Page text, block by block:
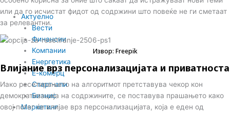
Актуелно
Вести
Финансии
Компании
Енергетика
Е-комерц
Старт-апи
Бизнис
Маркетинг
или да го исчистат фидот од содржини што повеќе не ги сметаат
за релевантни.
Извор: Freepik
Влијание врз персонализацијата и приватноста
Иако ресетирањето на алгоритмот претставува чекор кон
демократизација на содржините, се поставува прашањето како
овој потег ќе влијае врз персонализацијата, која е еден од